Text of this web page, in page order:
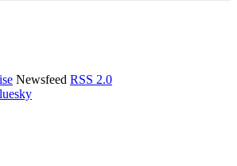
Newsfeed RSS 2.0